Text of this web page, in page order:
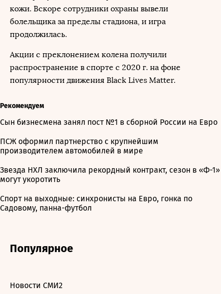
кожи. Вскоре сотрудники охраны вывели
болельщика за пределы стадиона, и игра
продолжилась.
Акции с преклонением колена получили
распространение в спорте с 2020 г. на фоне
популярности движения Black Lives Matter.
Рекомендуем
Сын бизнесмена занял пост №1 в сборной России на Евро
ПСЖ оформил партнерство с крупнейшим
производителем автомобилей в мире
Звезда НХЛ заключила рекордный контракт, сезон в «Ф-1»
могут укоротить
Спорт на выходные: синхронисты на Евро, гонка по
Садовому, панна-футбол
Популярное
Новости СМИ2